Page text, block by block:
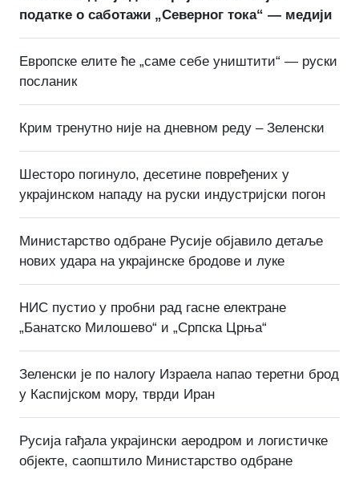
податке о саботажи „Северног тока“ — медији
Европске елите ће „саме себе уништити“ — руски
посланик
Крим тренутно није на дневном реду – Зеленски
Шесторо погинуло, десетине повређених у
украјинском нападу на руски индустријски погон
Министарство одбране Русије објавило детаље
нових удара на украјинске бродове и луке
НИС пустио у пробни рад гасне електране
„Банатско Милошево“ и „Српска Црња“
Зеленски је по налогу Израела напао теретни брод
у Каспијском мору, тврди Иран
Русија гађала украјински аеродром и логистичке
објекте, саопштило Министарство одбране